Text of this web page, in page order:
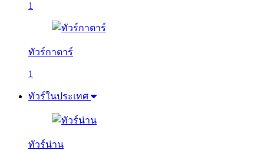
1
ทัวร์กาตาร์
1
ทัวร์ในประเทศ
ทัวร์น่าน